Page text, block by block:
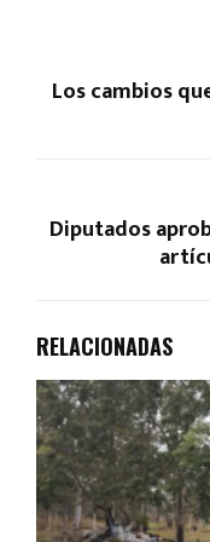
Los cambios
Diputados
RELACIONADAS